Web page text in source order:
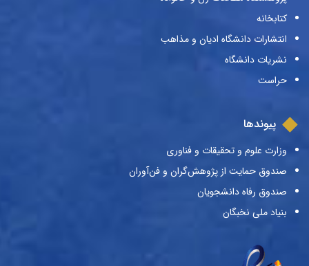
کتابخانه
انتشارات دانشگاه ادیان و مذاهب
نشریات دانشگاه
حراست
پیوندها
وزارت علوم و تحقیقات و فناوری
صندوق حمایت از پژوهش‌گران و فن‌آوران
صندوق رفاه دانشجویان
بنیاد ملی نخبگان